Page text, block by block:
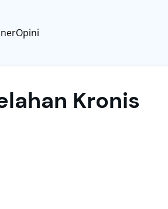
Opini
Kronis